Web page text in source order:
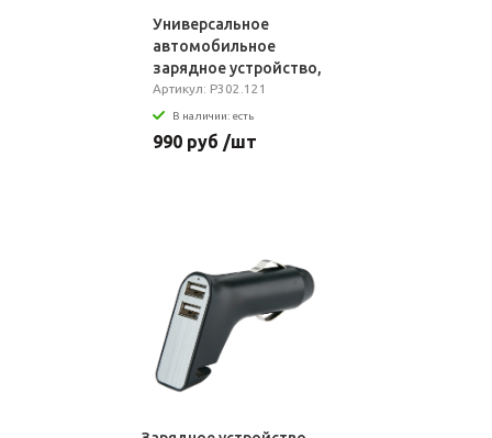
Универсальное
автомобильное
зарядное устройство,
2,1А
Артикул: P302.121
В наличии: есть
990 руб /шт